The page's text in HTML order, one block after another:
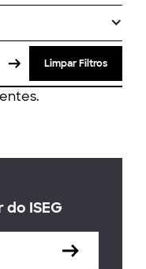
Limpar Filtros
ISEG